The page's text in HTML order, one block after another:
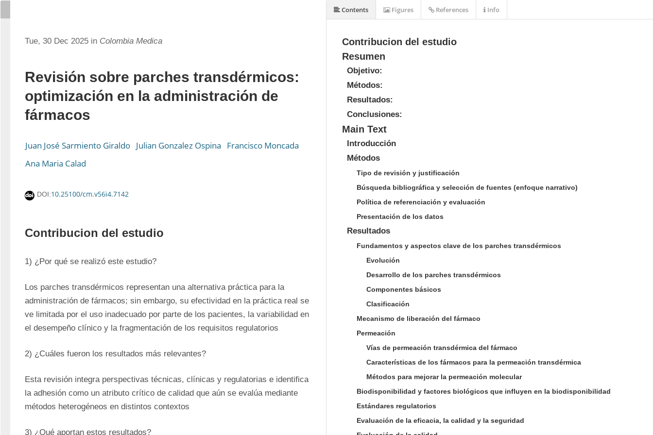
Tue, 30 Dec 2025 in Colombia Medica
Revisión sobre parches transdérmicos:
optimización en la administración de
fármacos
Juan José Sarmiento Giraldo Julian Gonzalez Ospina
Francisco Moncada
Ana Maria Calad
DOI:10.25100/cm.v56i4.7142
Contribucion del estudio
1) ¿Por qué se realizó este estudio?
Los parches transdérmicos representan una alternativa práctica para la
administración de fármacos; sin embargo, su efectividad en la práctica real se
ve limitada por el uso inadecuado por parte de los pacientes, la variabilidad en
el desempeño clínico y la fragmentación de los requisitos regulatorios
2) ¿Cuáles fueron los resultados más relevantes?
Esta revisión integra perspectivas técnicas, clínicas y regulatorias e identifica
la adhesión como un atributo crítico de calidad que aún se evalúa mediante
métodos heterogéneos en distintos contextos
3) ¿Qué aportan estos resultados?
Contribucion del estudio
Resumen
Objetivo:
Métodos:
Resultados:
Conclusiones:
Main Text
Introducción
Métodos
Tipo de revisión y justificación
Búsqueda bibliográfica y selección de fuentes (enfoque narrativo)
Política de referenciación y evaluación
Presentación de los datos
Resultados
Fundamentos y aspectos clave de los parches transdérmicos
Evolución
Desarrollo de los parches transdérmicos
Componentes básicos
Clasificación
Mecanismo de liberación del fármaco
Permeación
Vías de permeación transdérmica del fármaco
Características de los fármacos para la permeación transdérmica
Métodos para mejorar la permeación molecular
Biodisponibilidad y factores biológicos que influyen en la biodisponibilidad
Estándares regulatorios
Evaluación de la eficacia, la calidad y la seguridad
Contents Figures References Info